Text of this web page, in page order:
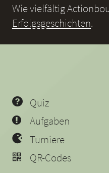
Wie vielfältig
Erfolgsgeschichten.
Quiz
Aufgaben
Turniere
QR-Codes